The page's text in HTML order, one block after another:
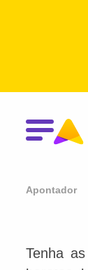
Apontador
Tenha